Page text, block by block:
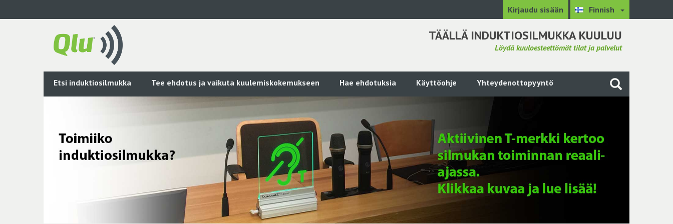
Kirjaudu sisään Finnish
TÄÄLLÄ INDUKTIOSILMUKKA KUULUU
Löydä kuuloesteettömät tilat ja palvelut
Etsi induktiosilmukka Tee ehdotus ja vaikuta kuulemiskokemukseen Hae ehdotuksia Käyttöohje Yhteydenottopyyntö